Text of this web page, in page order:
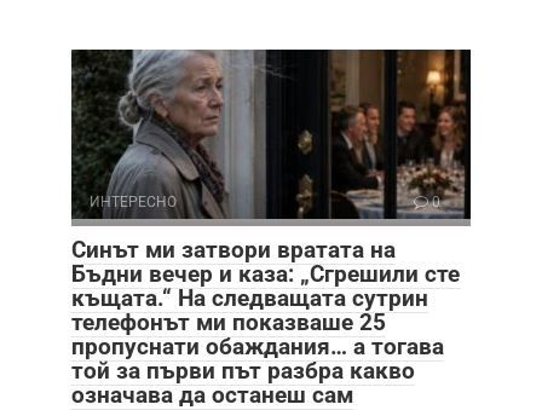
ИНТЕРЕСНО 0
Синът ми затвори вратата на
Бъдни вечер и каза: „Сгрешили сте
къщата.“ На следващата сутрин
телефонът ми показваше 25
пропуснати обаждания… а тогава
той за първи път разбра какво
означава да останеш сам